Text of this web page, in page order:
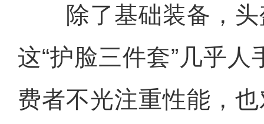
除了基础装备，头
这“护脸三件套”几乎
费者不光注重性能，